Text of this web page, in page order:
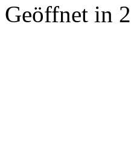
Geöffnet in